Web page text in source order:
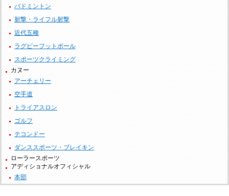
バドミントン
射撃・ライフル射撃
近代五種
ラグビーフットボール
スポーツクライミング
カヌー
アーチェリー
空手道
トライアスロン
ゴルフ
テコンドー
ダンススポーツ・ブレイキン
ローラースポーツ
アディショナルオフィシャル
本部